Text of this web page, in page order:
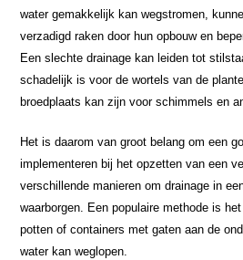
water gemakkelijk kan wegstromen,
verzadigd raken door hun opbouw en
Een slechte drainage kan leiden tot
schadelijk is voor de wortels van de
broedplaats kan zijn voor schimmels en
Het is daarom van groot belang om een
implementeren bij het opzetten van een
verschillende manieren om drainage in
waarborgen. Een populaire methode is
potten of containers met gaten aan de
water kan weglopen.